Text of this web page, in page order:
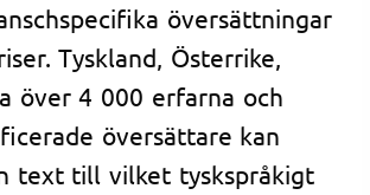
översättningar
Tyskland, Österrike,
över 4 000 erfarna och
översättare kan
text till vilket tyskspråkigt